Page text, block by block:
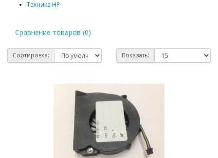
Техника HP
Сравнение товаров (0)
Сортировка: Показать: